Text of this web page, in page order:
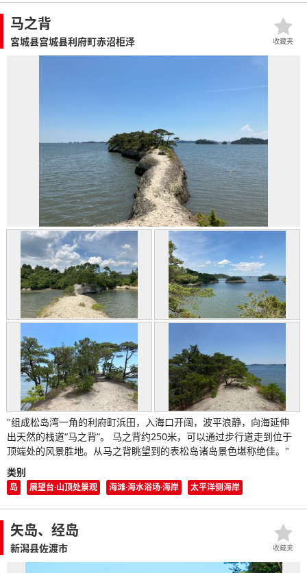
马之背
宮城县宫城县利府町赤沼柜泽
"组成松岛湾一角的利府町浜田，入海口开阔，波平浪静，向海延伸
出天然的栈道“马之背”。 马之背约250米，可以通过步行道走到位于
顶端处的风景胜地。从马之背眺望到的表松岛诸岛景色堪称绝佳。"
类别
岛 展望台·山顶处景观 海滩·海水浴场·海岸 太平洋侧海岸
收藏夹
矢岛、经岛
新潟县佐渡市 收藏夹